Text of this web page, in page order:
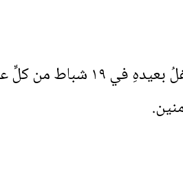
رَقَدَ بالربِّ في ٢٩